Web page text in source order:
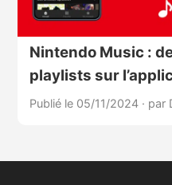
Nintendo Music :
playlists sur
Publié le 05/11/2024 · par